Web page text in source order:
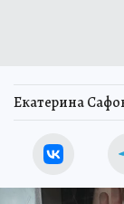
Екатерина